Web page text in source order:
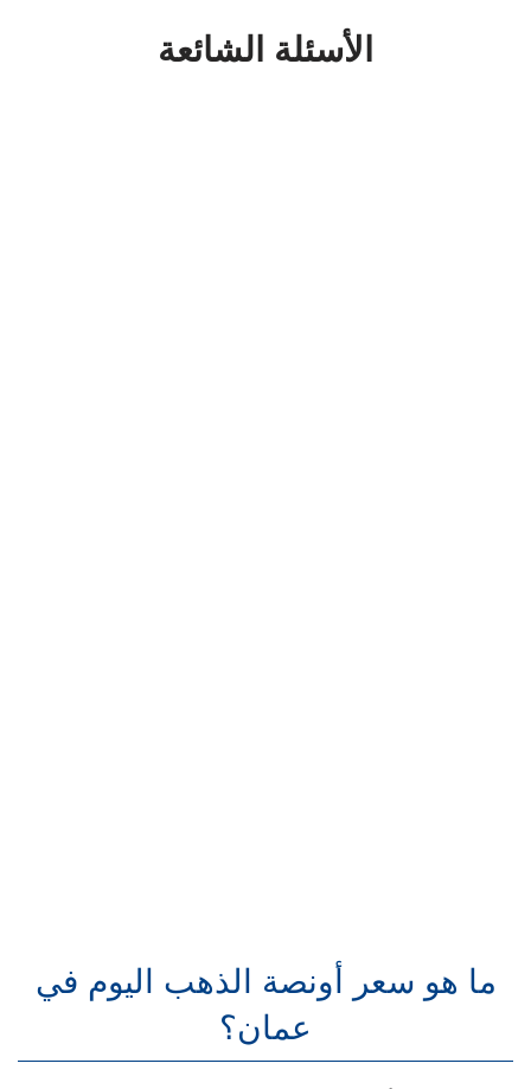
الأسئلة الشائعة
ما هو سعر أونصة الذهب اليوم في
عمان؟